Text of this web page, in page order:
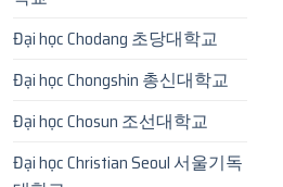
Đại học Chodang 초당대학교
Đại học Chongshin 총신대학교
Đại học Chosun 조선대학교
Đại học Christian Seoul 서울기독